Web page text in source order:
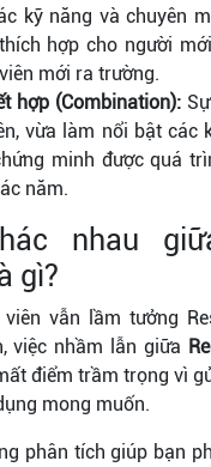
kỹ năng và chuyên
hợp cho người
mới ra trường.
hợp (Combination):
vừa làm nổi bật các
minh được quá
năm.
nhau
gì?
vẫn lầm tưởng
việc nhầm lẫn giữa
điểm trầm trọng vì
mong muốn.
phân tích giúp bạn